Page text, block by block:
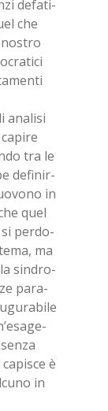
de­fa­ti­
che
ana­li­si
tra le
de­fi­nir­
in
quel
si per­do­
ma
sin­dro­
pa­ra­
è
in